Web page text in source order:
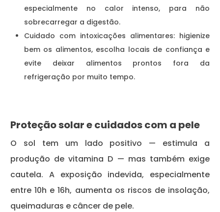
especialmente no calor intenso, para não
sobrecarregar a digestão.
Cuidado com intoxicações alimentares: higienize
bem os alimentos, escolha locais de confiança e
evite deixar alimentos prontos fora da
refrigeração por muito tempo.
Proteção solar e cuidados com a pele
O sol tem um lado positivo — estimula a
produção de vitamina D — mas também exige
cautela. A exposição indevida, especialmente
entre 10h e 16h, aumenta os riscos de insolação,
queimaduras e câncer de pele.